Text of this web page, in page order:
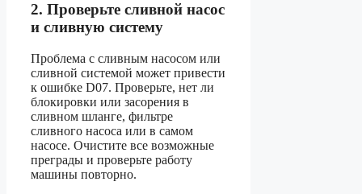
2. Проверьте сливной насос
и сливную систему
Проблема с сливным насосом или
сливной системой может привести
к ошибке D07. Проверьте, нет ли
блокировки или засорения в
сливном шланге, фильтре
сливного насоса или в самом
насосе. Очистите все возможные
преграды и проверьте работу
машины повторно.